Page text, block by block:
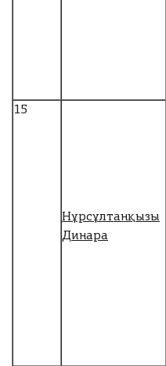
15
Нұрсұлтанқызы
Динара